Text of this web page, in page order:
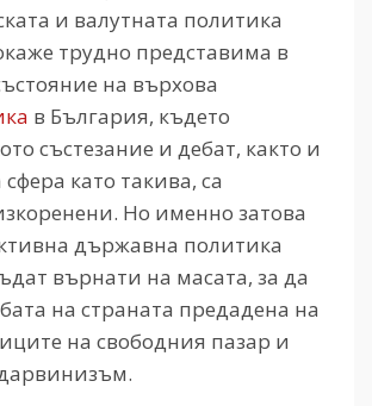
и валутната политика
трудно представима в
на върхова
в България, където
състезание и дебат, както и
като такива, са
Но именно затова
държавна политика
върнати на масата, за да
на страната предадена на
на свободния пазар и